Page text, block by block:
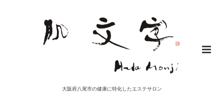
大阪府八尾市の健康に特化したエステサロン